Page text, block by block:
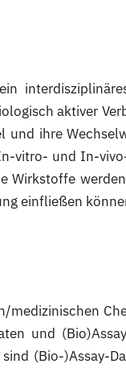
aktiver
und ihre
vitro- und In-
Wirkstoffe
einfließen
medizinischen
und
(Bio-)Assay-